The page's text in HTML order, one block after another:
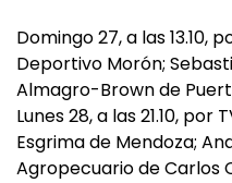
Domingo 27, a las 13.10,
Deportivo Morón;
Almagro-Brown de
Lunes 28, a las 21.10, por
Esgrima de Mendoza;
Agropecuario de Carlos